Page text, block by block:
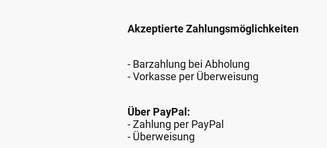
Akzeptierte Zahlungsmöglichkeiten
- Barzahlung bei Abholung
- Vorkasse per Überweisung
Über PayPal:
- Zahlung per PayPal
- Überweisung